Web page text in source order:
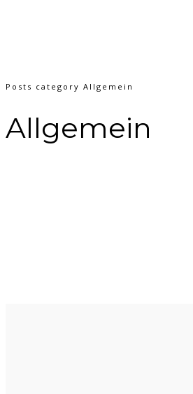
Posts category Allgemein
Allgemein